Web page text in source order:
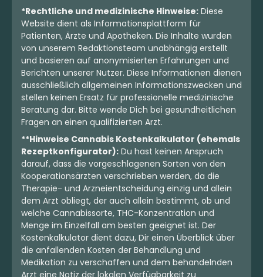
TRUU GT 23:01 Crumbled
Lime
Crumbled Lime
4,3(195)
THC:23% CBD:1%
5.83 €
Indica Blüten
HUALA 27/1 CA ALM
Alien Mints
4,3(589)
THC:27% CBD:1
6.30 €
Indica Blüten Sativa Blüten
*Rechtliche und medizinische Hinweise: Diese
Website dient als Informationsplattform für
Patienten, Ärzte und Apotheken. Die Inhalte wurden
von unserem Redaktionsteam unabhängig erstellt
und basieren auf anonymisierten Erfahrungen und
Berichten unserer Nutzer. Diese Informationen dienen
ausschließlich allgemeinen Informationszwecken und
stellen keinen Ersatz für professionelle medizinische
Beratung dar. Bitte wende Dich bei gesundheitlichen
Fragen an einen qualifizierten Arzt.
**Hinweise Cannabis Kostenkalkulator (ehemals
Rezeptkonfigurator): Du hast keinen Anspruch
darauf, dass die vorgeschlagenen Sorten von den
Kooperationsärzten verschrieben werden, da die
Therapie- und Arzneientscheidung einzig und allein
dem Arzt obliegt, der auch allein bestimmt, ob und
welche Cannabissorte, THC-Konzentration und
Menge im Einzelfall am besten geeignet ist. Der
Kostenkalkulator dient dazu, Dir einen Überblick über
die anfallenden Kosten der Behandlung und
Medikation zu verschaffen und dem behandelnden